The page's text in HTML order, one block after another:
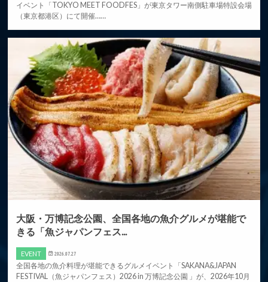
イベント「TOKYO MEET FOODFES」が東京タワー南側駐車場特設会場
（東京都港区）にて開催……
大阪・万博記念公園、全国各地の魚介グルメが堪能で
きる「魚ジャパンフェス...
EVENT 2026.07.27
全国各地の魚介料理が堪能できるグルメイベント「SAKANA&JAPAN
FESTIVAL（魚ジャパンフェス）2026 in 万博記念公園 」が、2026年10月